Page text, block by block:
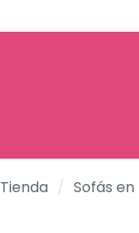
Tienda / Sofás